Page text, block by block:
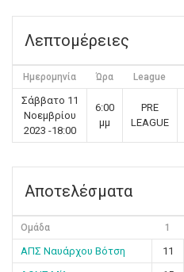
Λεπτομέρειες
Ημερομηνία Ώρα League
Σάββατο 11
Νοεμβρίου
2023 -18:00
6:00
μμ
PRE
LEAGUE
Αποτελέσματα
Ομάδα 1
ΑΠΣ Ναυάρχου Βότση 11